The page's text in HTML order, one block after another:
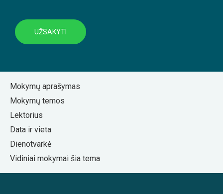
UŽSAKYTI
Mokymų aprašymas
Mokymų temos
Lektorius
Data ir vieta
Dienotvarkė
Vidiniai mokymai šia tema